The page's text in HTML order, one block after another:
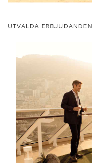
UTVALDA ERBJUDANDEN